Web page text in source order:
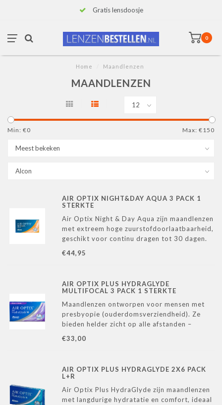
Gratis lensdoosje
0
Home Maandlenzen
MAANDLENZEN
Min: €0 Max: €150
AIR OPTIX NIGHT&DAY AQUA 3 PACK 1
STERKTE
Air Optix Night & Day Aqua zijn maandlenzen
met extreem hoge zuurstofdoorlaatbaarheid,
geschikt voor continu dragen tot 30 dagen.
ze comfortabel en schoon, zelfs bij langdurig
€44,95
AIR OPTIX PLUS HYDRAGLYDE
MULTIFOCAL 3 PACK 1 STERKTE
Maandlenzen ontworpen voor mensen met
presbyopie (ouderdomsverziendheid). Ze
bieden helder zicht op alle afstanden –
zorgen dankzij de HydraGlyde® Moisture
€33,00
AIR OPTIX PLUS HYDRAGLYDE 2X6 PACK
L+R
Air Optix Plus HydraGlyde zijn maandlenzen
met langdurige hydratatie en comfort, ideaal